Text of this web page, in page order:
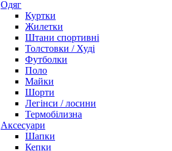
Одяг
Куртки
Жилетки
Штани спортивні
Толстовки / Худі
Футболки
Поло
Майки
Шорти
Легінси / лосини
Термобілизна
Аксесуари
Шапки
Кепки